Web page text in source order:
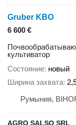
Gruber KBO
6 600 €
культиватор
Состояние новый
Ширина захвата
Румыния,
AGRO SALSO SRL